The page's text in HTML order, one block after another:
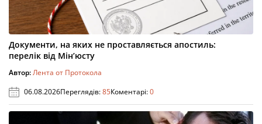
Документи, на яких не проставляється апостиль:
перелік від Мін’юсту
Автор:Лента от Протокола
06.08.2026Переглядів:85Коментарі:0